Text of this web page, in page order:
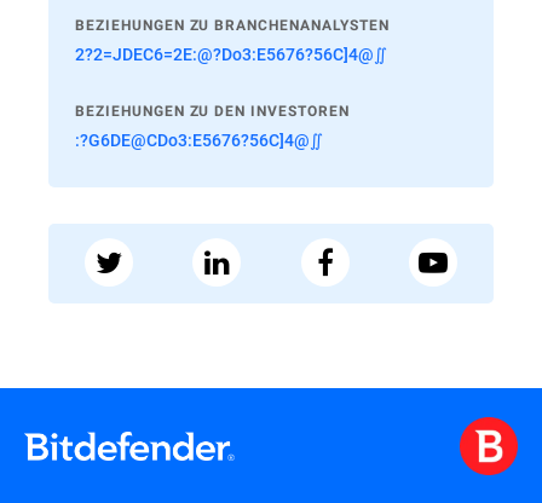
BEZIEHUNGEN ZU BRANCHENANALYSTEN
2?2=JDEC6=2E:@?Do3:E5676?56C]4@∬
BEZIEHUNGEN ZU DEN INVESTOREN
:?G6DE@CDo3:E5676?56C]4@∬